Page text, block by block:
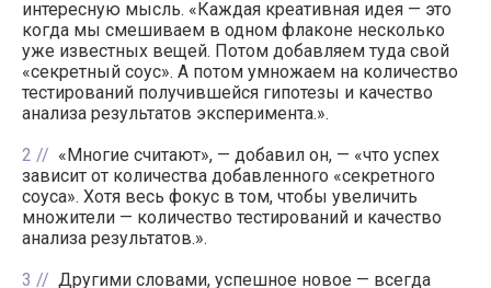
интересную мысль. «Каждая креативная идея — это
когда мы смешиваем в одном флаконе несколько
уже известных вещей. Потом добавляем туда свой
«секретный соус». А потом умножаем на количество
тестирований получившейся гипотезы и качество
анализа результатов эксперимента.».
2
«Многие считают», — добавил он, — «что успех
зависит от количества добавленного «секретного
соуса». Хотя весь фокус в том, чтобы увеличить
множители — количество тестирований и качество
анализа результатов.».
3
Другими словами, успешное новое — всегда